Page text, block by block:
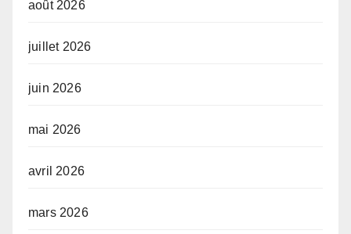
août 2026
juillet 2026
juin 2026
mai 2026
avril 2026
mars 2026